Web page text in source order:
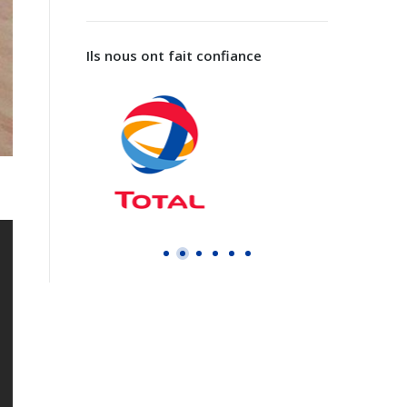
Ils nous ont fait confiance